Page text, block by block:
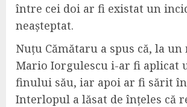
între cei doi ar fi existat un
neașteptat.
Nuțu Cămătaru a spus că, la
Mario Iorgulescu i-ar fi aplicat
finului său, iar apoi ar fi sărit în
Interlopul a lăsat de înțeles că